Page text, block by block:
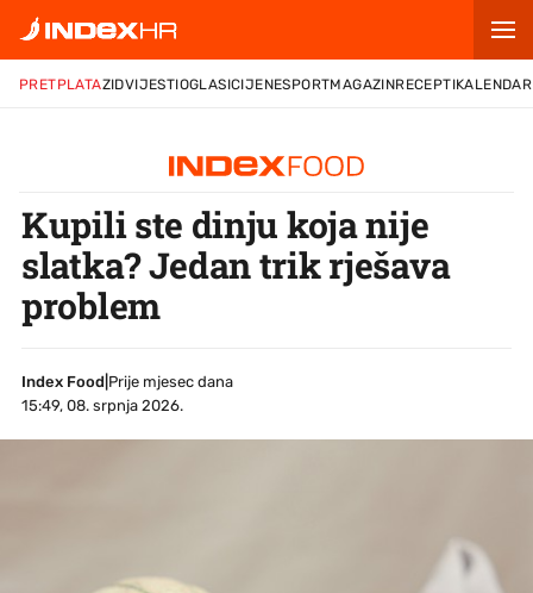
PRETPLATAZIDVIJESTIOGLASICIJENESPORTMAGAZINRECEPTIKALENDAR
Kupili ste dinju koja nije
slatka? Jedan trik rješava
problem
Index Food
Prije mjesec dana
15:49, 08. srpnja 2026.